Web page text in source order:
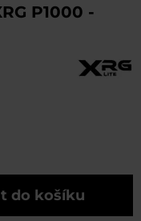
P1000 -
do košíku